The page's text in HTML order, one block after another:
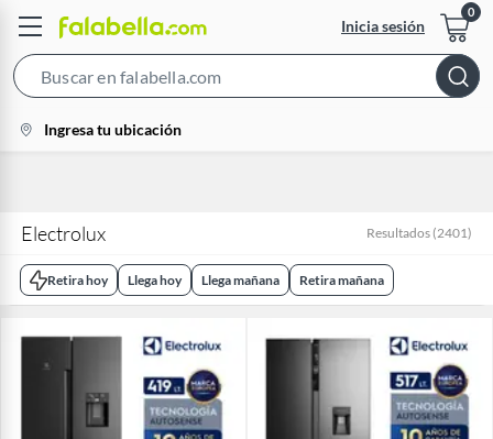
Inicia sesión
Bar
location-
icon
Ingresa tu ubicación
Electrolux Resultados (2401)
Retira hoy Llega hoy Llega mañana Retira mañana